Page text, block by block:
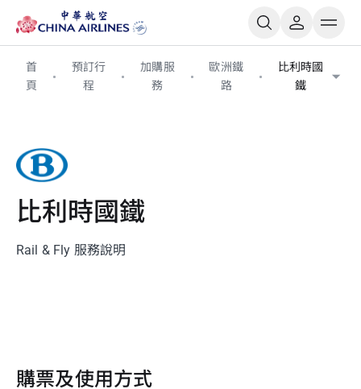
首
頁
預訂行
程
加購服
務
歐洲鐵
路
比利時國
鐵
比利時國鐵
Rail & Fly 服務說明
購票及使用方式